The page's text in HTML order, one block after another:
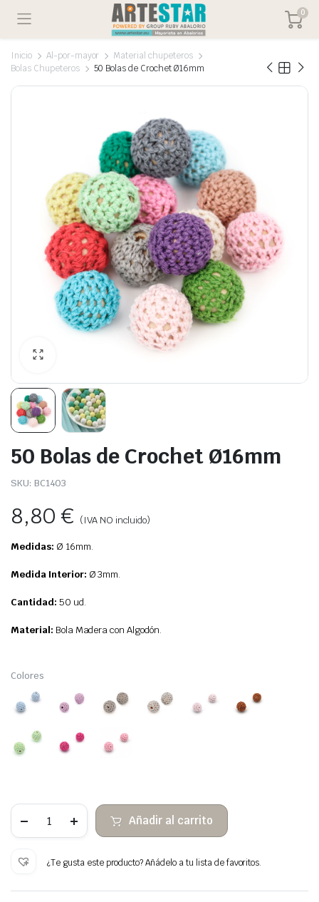
0
Inicio Al-por-mayor
Material chupeteros
Bolas Chupeteros
50 Bolas de Crochet Ø16mm
50 Bolas de Crochet Ø16mm
SKU: BC1403
8,80€ (IVA NO incluido)
Medidas: Ø 16mm.
Medida Interior: Ø 3mm.
Cantidad: 50 ud.
Material: Bola Madera con Algodón.
Colores
Bolas
de
Ø16mm
cantidad
Añadir al carrito
¿Te gusta este producto? Añádelo a tu lista de favoritos.